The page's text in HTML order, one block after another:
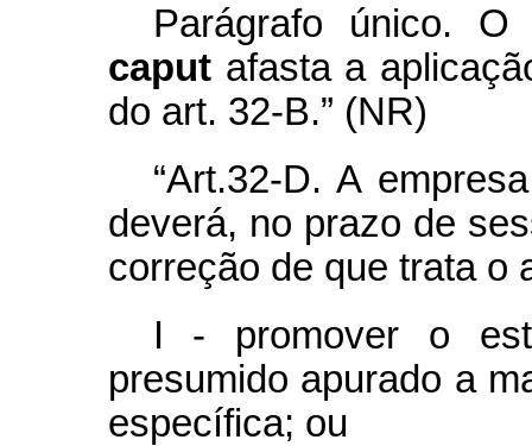
Parágrafo único.
caput afasta a
do art. 32-B.” (NR)
“Art.32-D. A
deverá, no prazo de
correção de que trata o
I - promover o
presumido apurado a
específica; ou